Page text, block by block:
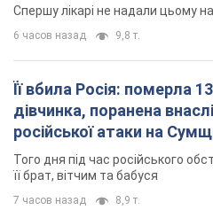
Спершу лікарі не надали цьому
6 часов назад 9,8 т.
Її вбила Росія: померла
дівчинка, поранена
російської атаки на
Того дня під час російського
її брат, вітчим та бабуся
7 часов назад 8,9 т.